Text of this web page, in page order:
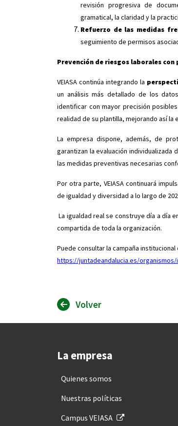
revisión progresiva de
gramatical, la claridad y la
Refuerzo de las medidas
seguimiento de permisos
Prevención de riesgos laborales
VEIASA continúa integrando la
un análisis más detallado de los
identificar con mayor precisión
realidad de su plantilla, mejorando así la
La empresa dispone, además, de
garantizan la evaluación
las medidas preventivas necesarias
Por otra parte, VEIASA continuará
de igualdad y diversidad a lo largo de
La igualdad real se construye día a día
compartida de toda la organización.
Puede consultar la campaña
https://juntadeandalucia.es/
Volver
La empresa
Quienes somos
Nuestras políticas
Campus VEIASA